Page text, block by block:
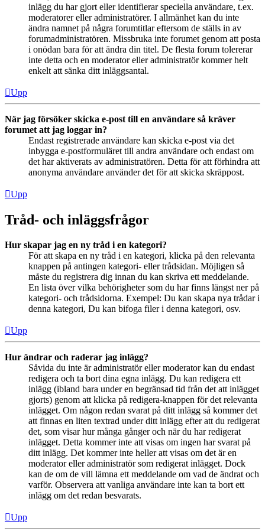
inlägg du har gjort eller identifierar speciella användare, t.ex.
moderatorer eller administratörer. I allmänhet kan du inte
ändra namnet på några forumtitlar eftersom de ställs in av
forumadministratören. Missbruka inte forumet genom att posta
i onödan bara för att ändra din titel. De flesta forum tolererar
inte detta och en moderator eller administratör kommer helt
enkelt att sänka ditt inläggsantal.
Upp
När jag försöker skicka e-post till en användare så kräver
forumet att jag loggar in?
Endast registrerade användare kan skicka e-post via det
inbygga e-postformuläret till andra användare och endast om
det har aktiverats av administratören. Detta för att förhindra att
anonyma användare använder det för att skicka skräppost.
Upp
Tråd- och inläggsfrågor
Hur skapar jag en ny tråd i en kategori?
För att skapa en ny tråd i en kategori, klicka på den relevanta
knappen på antingen kategori- eller trådsidan. Möjligen så
måste du registrera dig innan du kan skriva ett meddelande.
En lista över vilka behörigheter som du har finns längst ner på
kategori- och trådsidorna. Exempel: Du kan skapa nya trådar i
denna kategori, Du kan bifoga filer i denna kategori, osv.
Upp
Hur ändrar och raderar jag inlägg?
Såvida du inte är administratör eller moderator kan du endast
redigera och ta bort dina egna inlägg. Du kan redigera ett
inlägg (ibland bara under en begränsad tid från det att inlägget
gjorts) genom att klicka på redigera-knappen för det relevanta
inlägget. Om någon redan svarat på ditt inlägg så kommer det
att finnas en liten textrad under ditt inlägg efter att du redigerat
det, som visar hur många gånger och när du har redigerat
inlägget. Detta kommer inte att visas om ingen har svarat på
ditt inlägg. Det kommer inte heller att visas om det är en
moderator eller administratör som redigerat inlägget. Dock
kan de om de vill lämna ett meddelande om vad de ändrat och
varför. Observera att vanliga användare inte kan ta bort ett
inlägg om det redan besvarats.
Upp